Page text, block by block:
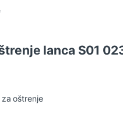
lanca S01